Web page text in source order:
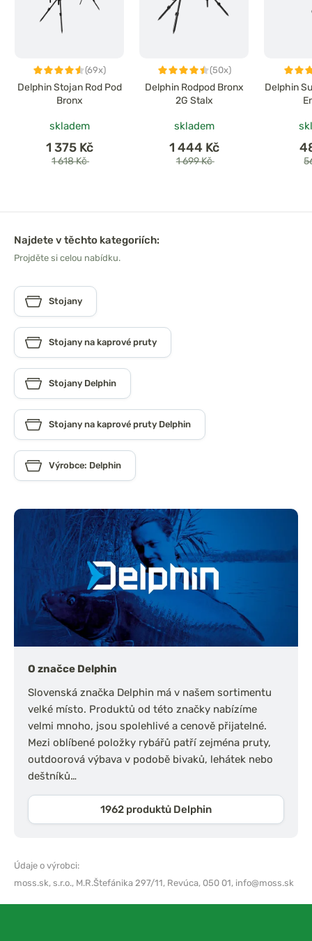
(69x)
Delphin Stojan Rod Pod
Bronx
skladem
1 375 Kč
1 618 Kč
(50x)
Delphin Rodpod Bronx
2G Stalx
skladem
1 444 Kč
1 699 Kč
Delphin
Najdete v těchto kategoriích:
Projděte si celou nabídku.
Stojany
Stojany na kaprové pruty
Stojany Delphin
Stojany na kaprové pruty Delphin
Výrobce: Delphin
O značce Delphin
Slovenská značka Delphin má v našem sortimentu
velké místo. Produktů od této značky nabízíme
velmi mnoho, jsou spolehlivé a cenově přijatelné.
Mezi oblíbené položky rybářů patří zejména pruty,
outdoorová výbava v podobě bivaků, lehátek nebo
deštníků…
1962 produktů Delphin
Údaje o výrobci:
moss.sk, s.r.o., M.R.Štefánika 297/11, Revúca, 050 01, info@moss.sk